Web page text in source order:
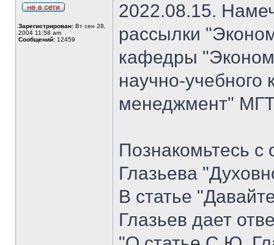
Зарегистрирован: Вт сен 28,
2004 11:58 am
Сообщений: 12459
2022.08.15.
рассылки
кафедры
научно-
менеджмент"
Познакомьтесь
Глазьева
В статье
Глазьев дает